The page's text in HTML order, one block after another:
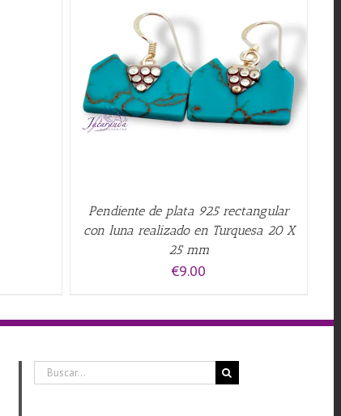
Pendiente de plata 925 rectangular
con luna realizado en Turquesa 20 X
25 mm
€9.00
Buscar: